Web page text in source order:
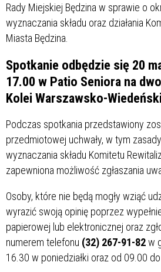
Rady Miejskiej Będzina w sprawie o
wyznaczania składu oraz działania
Miasta Będzina.
Spotkanie odbędzie się 20
17.00 w Patio Seniora na
Kolei Warszawsko-
Podczas spotkania przedstawiony
przedmiotowej uchwały, w tym
wyznaczania składu Komitetu
zapewniona możliwość zgłaszania
Osoby, które nie będą mogły wziąć
wyrazić swoją opinię poprzez
papierowej lub elektronicznej oraz
numerem telefonu (32) 267-91-82w
16.30 w poniedziałki oraz od 09.00